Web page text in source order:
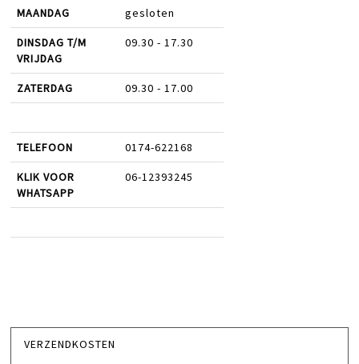
MAANDAG gesloten
DINSDAG T/M
VRIJDAG
09.30 - 17.30
ZATERDAG 09.30 - 17.00
TELEFOON 0174-622168
KLIK VOOR
WHATSAPP
06-12393245
VERZENDKOSTEN